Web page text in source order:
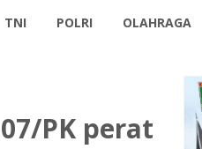
TNI POLRI OLAHRAGA
PK perat